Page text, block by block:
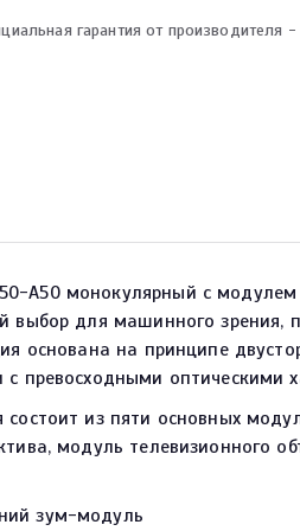
гарантия от производителя -
A50 монокулярный с
выбор для машинного зрения,
основана на принципе
превосходными оптическими
состоит из пяти основных
модуль телевизионного
зум-модуль